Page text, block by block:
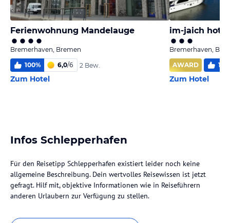
Ferienwohnung Mandelauge
Bremerhaven, Bremen
100% 6,0/6 2 Bew.
Zum Hotel
im-jaich
Bremerhaven,
AWARD
100
Zum Hotel
Infos Schlepperhafen
Für den Reisetipp Schlepperhafen existiert leider noch keine
allgemeine Beschreibung. Dein wertvolles Reisewissen ist jetzt
gefragt. Hilf mit, objektive Informationen wie in Reiseführern
anderen Urlaubern zur Verfügung zu stellen.